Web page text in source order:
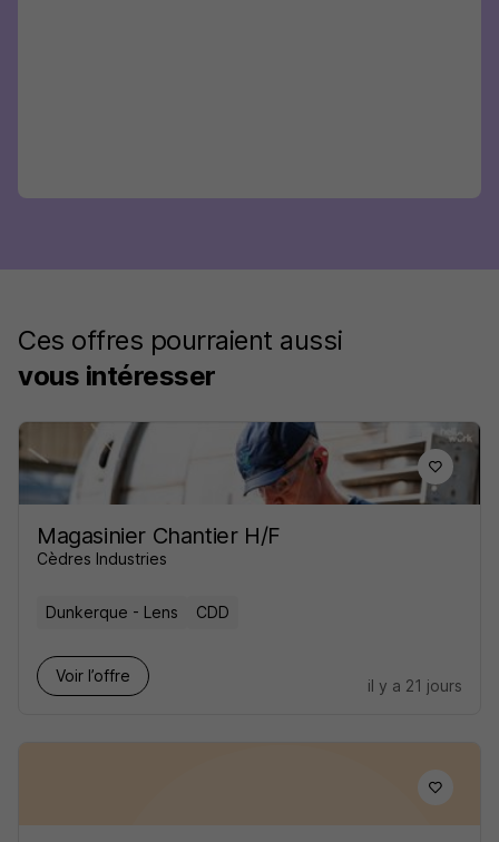
Ces offres pourraient aussi
vous intéresser
Magasinier Chantier H/F
Cèdres Industries
Dunkerque - Lens CDD
Voir l’offre
il y a 21 jours